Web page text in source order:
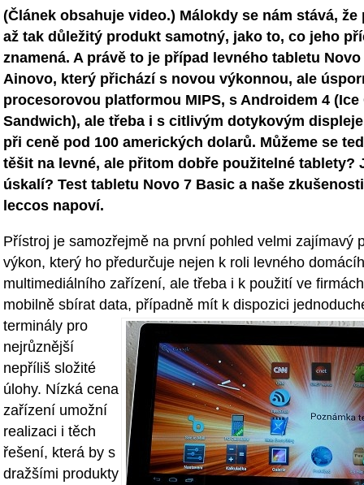
(Článek obsahuje video.) Málokdy se nám stává,
až tak důležitý produkt samotný, jako to, co jeho
znamená. A právě to je případ levného tabletu
Ainovo, který přichází s novou výkonnou, ale
procesorovou platformou MIPS, s Androidem 4 (Ice
Sandwich), ale třeba i s citlivým dotykovým
při ceně pod 100 amerických dolarů. Můžeme se
těšit na levné, ale přitom dobře použitelné tablety?
úskalí? Test tabletu Novo 7 Basic a naše
leccos napoví.
Přístroj je samozřejmě na první pohled velmi zajímavý
výkon, který ho předurčuje nejen k roli levného
multimediálního zařízení, ale třeba i k použití ve
mobilně sbírat data, případně mít k dispozici
terminály pro
nejrůznější
nepříliš složité
úlohy. Nízká cena
zařízení umožní
realizaci i těch
řešení, která by s
dražšími produkty